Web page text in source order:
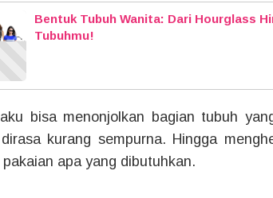
Bentuk Tubuh Wanita: Dari Hourglass
Tubuhmu!
bisa menonjolkan bagian tubuh
kurang sempurna. Hingga
apa yang dibutuhkan.